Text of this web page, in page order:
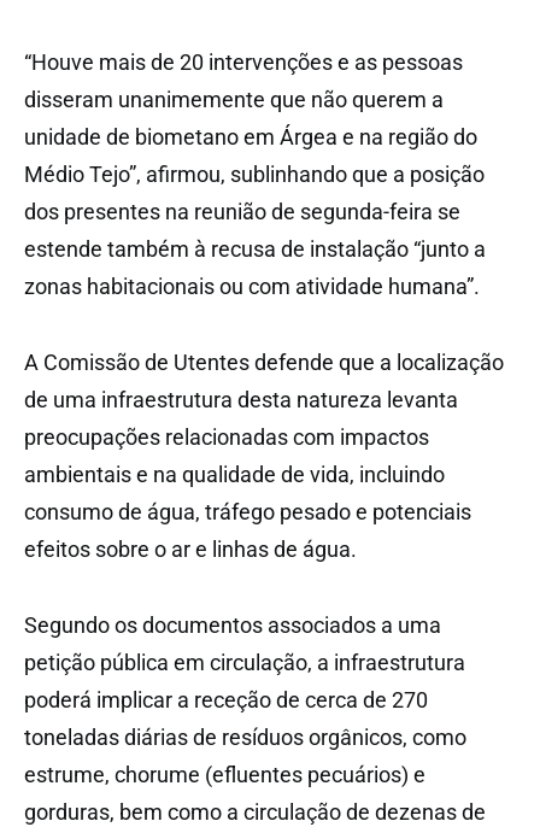
“Houve mais de 20 intervenções e as pessoas
disseram unanimemente que não querem a
unidade de biometano em Árgea e na região do
Médio Tejo”, afirmou, sublinhando que a posição
dos presentes na reunião de segunda-feira se
estende também à recusa de instalação “junto a
zonas habitacionais ou com atividade humana”.
A Comissão de Utentes defende que a localização
de uma infraestrutura desta natureza levanta
preocupações relacionadas com impactos
ambientais e na qualidade de vida, incluindo
consumo de água, tráfego pesado e potenciais
efeitos sobre o ar e linhas de água.
Segundo os documentos associados a uma
petição pública em circulação, a infraestrutura
poderá implicar a receção de cerca de 270
toneladas diárias de resíduos orgânicos, como
estrume, chorume (efluentes pecuários) e
gorduras, bem como a circulação de dezenas de